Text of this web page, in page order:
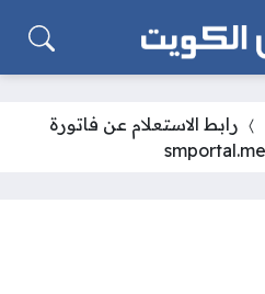
رابط الاستعلام عن فاتورة